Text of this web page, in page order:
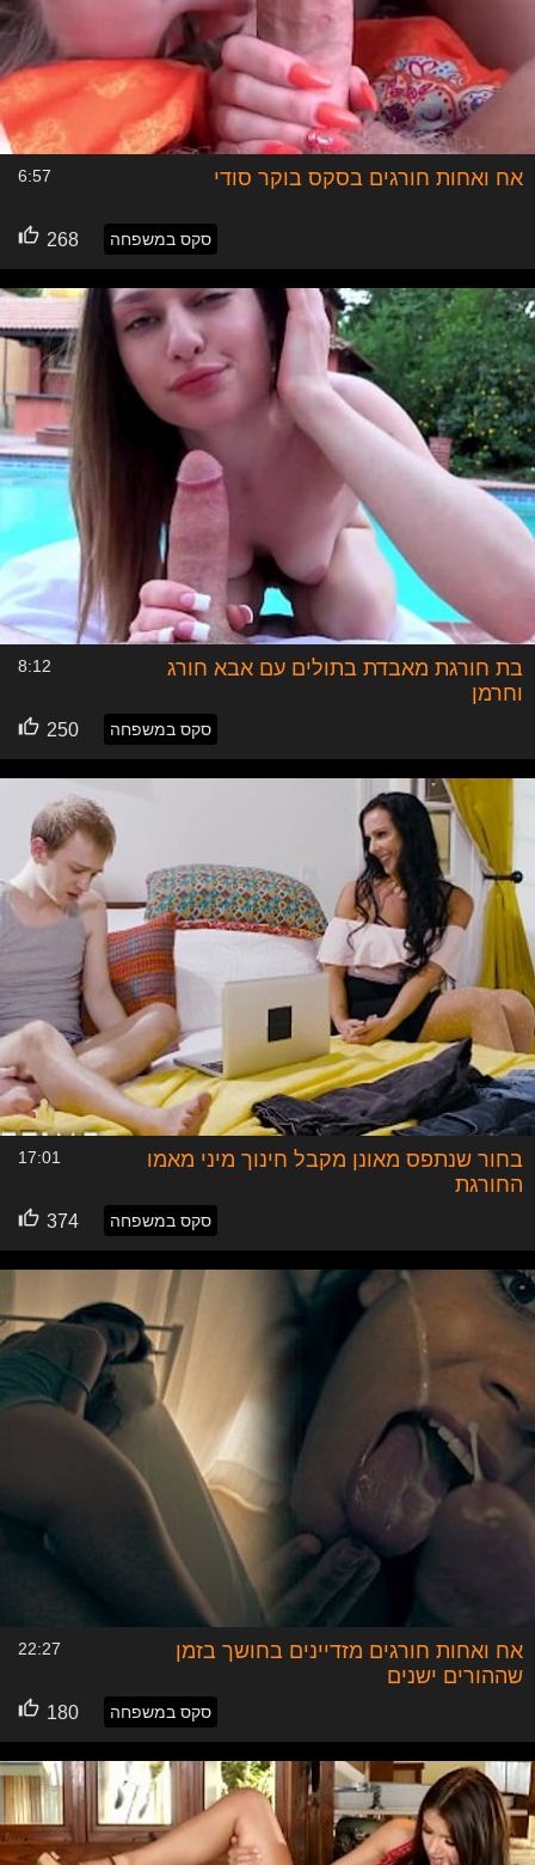
אח ואחות חורגים בסקס בוקר סודי 6:57
סקס במשפחה 268
בת חורגת מאבדת בתולים עם אבא חורג
וחרמן
8:12
סקס במשפחה 250
בחור שנתפס מאונן מקבל חינוך מיני מאמו
החורגת
17:01
סקס במשפחה 374
אח ואחות חורגים מזדיינים בחושך בזמן
שההורים ישנים
22:27
סקס במשפחה 180